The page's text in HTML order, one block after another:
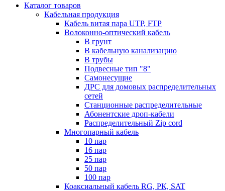
Каталог товаров
Кабельная продукция
Кабель витая пара UTP, FTP
Волоконно-оптический кабель
В грунт
В кабельную канализацию
В трубы
Подвесные тип "8"
Самонесущие
ДРС для домовых распределительных
сетей
Станционные распределительные
Абонентские дроп-кабели
Распределительный Zip cord
Многопарный кабель
10 пар
16 пар
25 пар
50 пар
100 пар
Коаксиальный кабель RG, РК, SAT